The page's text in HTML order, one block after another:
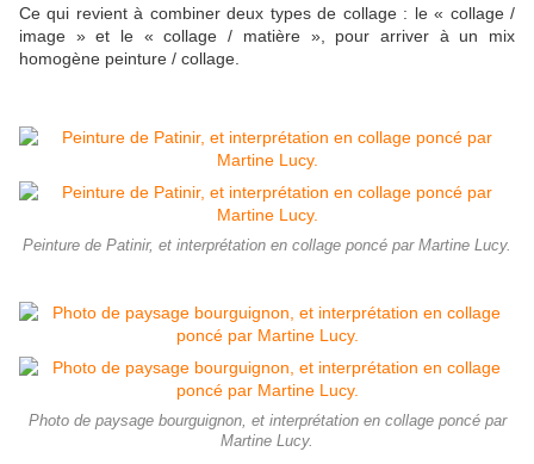
Ce qui revient à combiner deux types de collage : le « collage /
image » et le « collage / matière », pour arriver à un mix
homogène peinture / collage.
Peinture de Patinir, et interprétation en collage poncé par Martine Lucy.
Photo de paysage bourguignon, et interprétation en collage poncé par
Martine Lucy.